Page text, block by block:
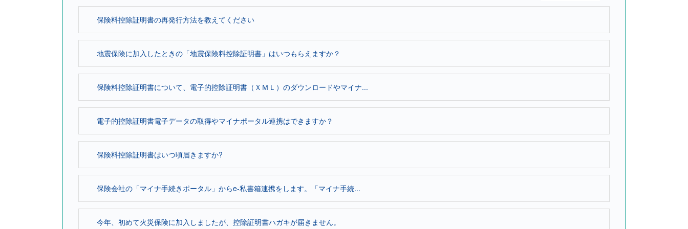
保険料控除証明書の再発行方法を教えてください
地震保険に加入したときの「地震保険料控除証明書」はいつもらえますか？
保険料控除証明書について、電子的控除証明書（ＸＭＬ）のダウンロードやマイナ...
電子的控除証明書電子データの取得やマイナポータル連携はできますか？
保険料控除証明書はいつ頃届きますか?
保険会社の「マイナ手続きポータル」からe-私書箱連携をします。「マイナ手続...
今年、初めて火災保険に加入しましたが、控除証明書ハガキが届きません。